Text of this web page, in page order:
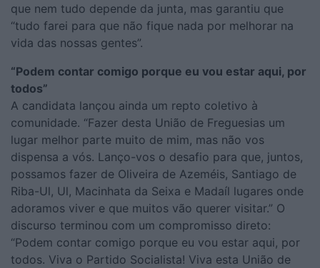
que nem tudo depende da junta, mas garantiu que
“tudo farei para que não fique nada por melhorar na
vida das nossas gentes”.
“Podem contar comigo porque eu vou estar aqui, por
todos”
A candidata lançou ainda um repto coletivo à
comunidade. “Fazer desta União de Freguesias um
lugar melhor parte muito de mim, mas não vos
dispensa a vós. Lanço-vos o desafio para que, juntos,
possamos fazer de Oliveira de Azeméis, Santiago de
Riba-Ul, Ul, Macinhata da Seixa e Madaíl lugares onde
adoramos viver e que muitos vão querer visitar.” O
discurso terminou com um compromisso direto:
“Podem contar comigo porque eu vou estar aqui, por
todos. Viva o Partido Socialista! Viva esta União de